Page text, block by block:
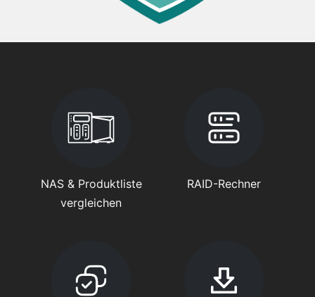
NAS & Produktliste
vergleichen
RAID-Rechner